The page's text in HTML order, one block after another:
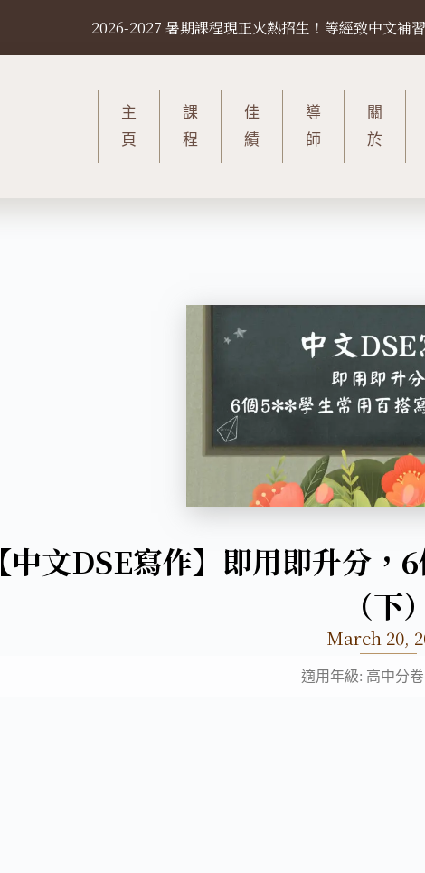
2026-2027 暑期課程現正火熱招生！等經致中文補
主
頁
課
程
佳
績
導
師
關
於
【中文DSE寫作】即用即升分
（下）
March 20,
適用年級: 高中分卷